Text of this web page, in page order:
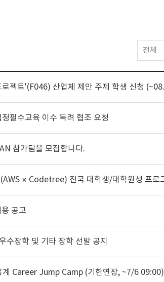
전체
젝트'(F046) 산업체 제안 주제 학생 신청
필수교육 이수 독려 협조 요청
참가팀을 모집합니다.
공고
수장학 및 기타 장학 선발 공지
계 Career Jump Camp (기한연장, ~7/6 09:00)